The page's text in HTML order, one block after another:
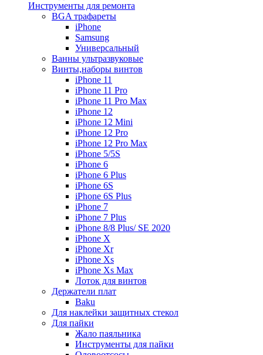
Инструменты для ремонта
BGA трафареты
iPhone
Samsung
Универсальный
Ванны ультразвуковые
Винты,наборы винтов
iPhone 11
iPhone 11 Pro
iPhone 11 Pro Max
iPhone 12
iPhone 12 Mini
iPhone 12 Pro
iPhone 12 Pro Max
iPhone 5/5S
iPhone 6
iPhone 6 Plus
iPhone 6S
iPhone 6S Plus
iPhone 7
iPhone 7 Plus
iPhone 8/8 Plus/ SE 2020
iPhone X
iPhone Xr
iPhone Xs
iPhone Xs Max
Лоток для винтов
Держатели плат
Baku
Для наклейки защитных стекол
Для пайки
Жало паяльника
Инструменты для пайки